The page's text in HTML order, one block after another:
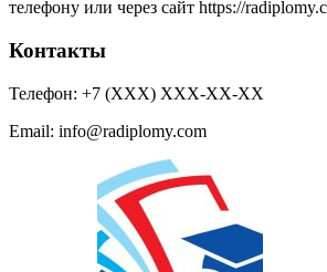
телефону или через сайт https://
Контакты
Телефон: +7 (ХХХ) ХХХ-ХХ-ХХ
Email: info@radiplomy.com